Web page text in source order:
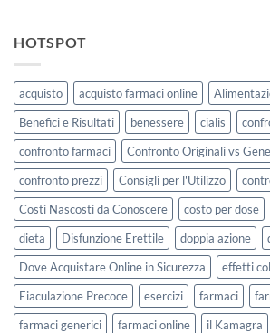
HOTSPOT
acquisto acquisto farmaci online
Benefici e Risultati
benessere cialis
confronto farmaci
Confronto Originali vs
confronto prezzi
Consigli per l'Utilizzo
Costi Nascosti da Conoscere
costo per dose
dieta
Disfunzione Erettile doppia azione
Dove Acquistare Online in Sicurezza
effetti
Eiaculazione Precoce
esercizi farmaci
farmaci generici
farmaci online il Kamagra